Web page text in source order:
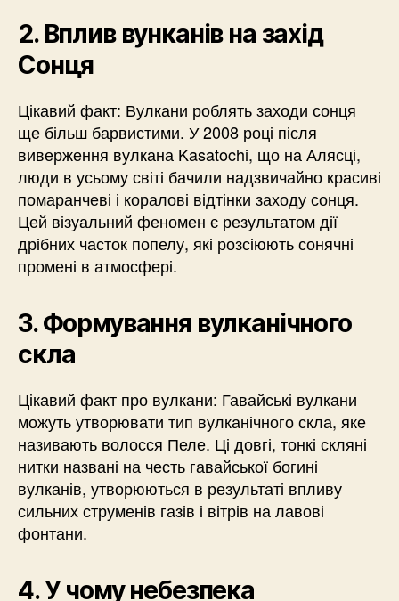
2. Вплив вунканів на захід
Сонця
Цікавий факт: Вулкани роблять заходи сонця
ще більш барвистими. У 2008 році після
виверження вулкана Kasatochi, що на Алясці,
люди в усьому світі бачили надзвичайно красиві
помаранчеві і коралові відтінки заходу сонця.
Цей візуальний феномен є результатом дії
дрібних часток попелу, які розсіюють сонячні
промені в атмосфері.
3. Формування вулканічного
скла
Цікавий факт про вулкани: Гавайські вулкани
можуть утворювати тип вулканічного скла, яке
називають волосся Пеле. Ці довгі, тонкі скляні
нитки названі на честь гавайської богині
вулканів, утворюються в результаті впливу
сильних струменів газів і вітрів на лавові
фонтани.
4. У чому небезпека